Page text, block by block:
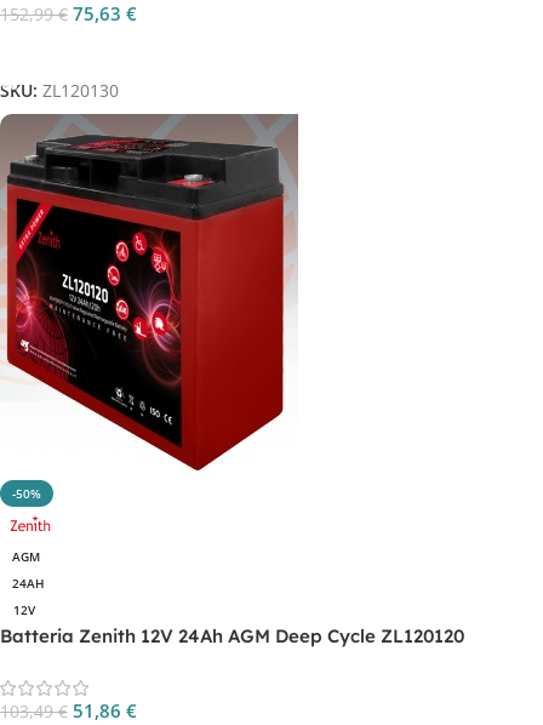
152,99€ 75,63 €
SKU: ZL120130
-50%
AGM
24AH
12V
Batteria Zenith 12V 24Ah AGM Deep Cycle ZL120120
103,49€ 51,86 €